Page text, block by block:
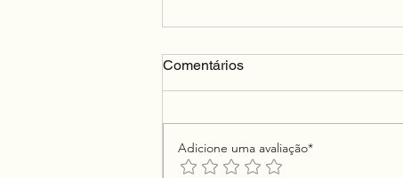
Comentários
Adicione uma avaliação*